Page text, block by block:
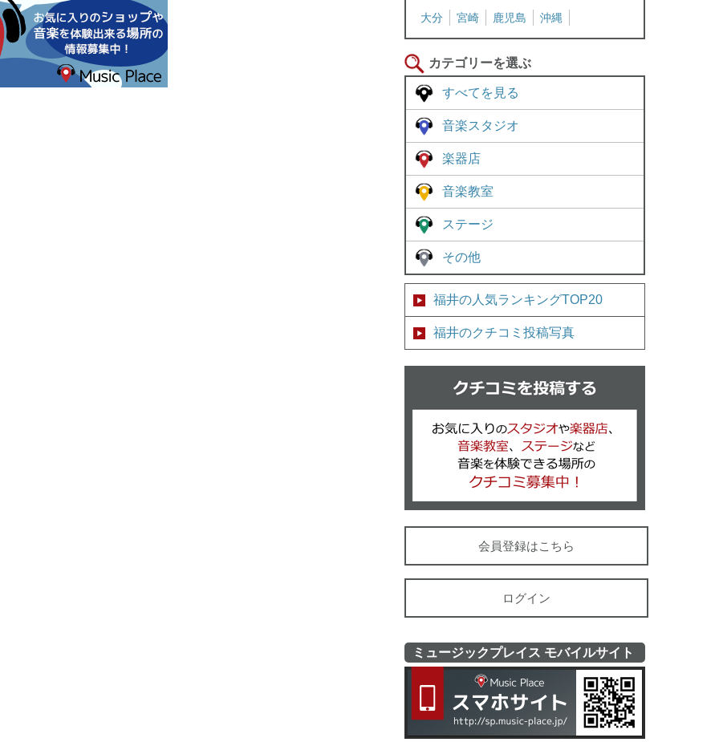
大分 宮崎 鹿児島 沖縄
カテゴリーを選ぶ
すべてを見る
音楽スタジオ
楽器店
音楽教室
ステージ
その他
福井の人気ランキングTOP20
福井のクチコミ投稿写真
会員登録はこちら
ログイン
ミュージックプレイス モバイルサイト